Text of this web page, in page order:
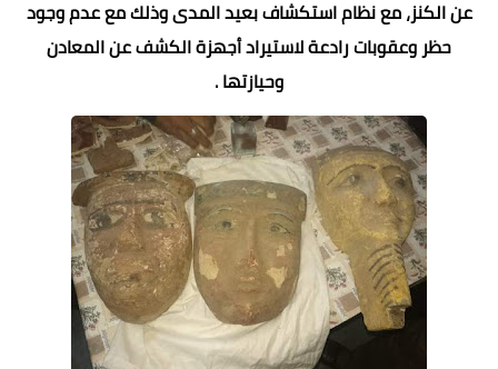
عن الكنز، مع نظام استكشاف بعيد المدى وذلك مع عدم وجود
حظر وعقوبات رادعة لاستيراد أجهزة الكشف عن المعادن
وحيازتها .